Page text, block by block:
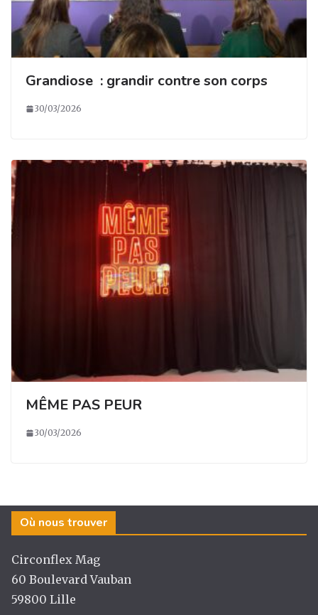
Grandiose : grandir contre son corps
30/03/2026
MÊME PAS PEUR
30/03/2026
Où nous trouver
Circonflex Mag
60 Boulevard Vauban
59800 Lille